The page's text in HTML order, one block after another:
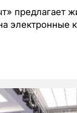
предлагает
электронные